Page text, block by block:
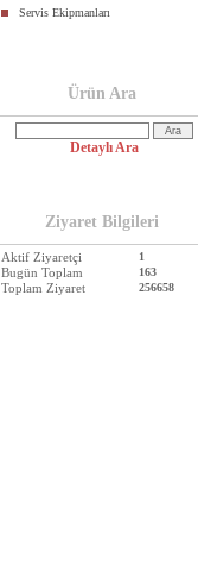
Servis Ekipmanları
Ürün Ara
Detaylı Ara
Ziyaret Bilgileri
Aktif Ziyaretçi 1
Bugün Toplam 163
Toplam Ziyaret 256658